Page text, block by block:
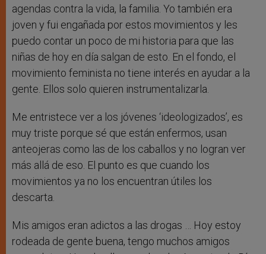
agendas contra la vida, la familia. Yo también era
joven y fui engañada por estos movimientos y les
puedo contar un poco de mi historia para que las
niñas de hoy en día salgan de esto. En el fondo, el
movimiento feminista no tiene interés en ayudar a la
gente. Ellos solo quieren instrumentalizarla.
Me entristece ver a los jóvenes ‘ideologizados’, es
muy triste porque sé que están enfermos, usan
anteojeras como las de los caballos y no logran ver
más allá de eso. El punto es que cuando los
movimientos ya no los encuentran útiles los
descarta.
Mis amigos eran adictos a las drogas … Hoy estoy
rodeada de gente buena, tengo muchos amigos